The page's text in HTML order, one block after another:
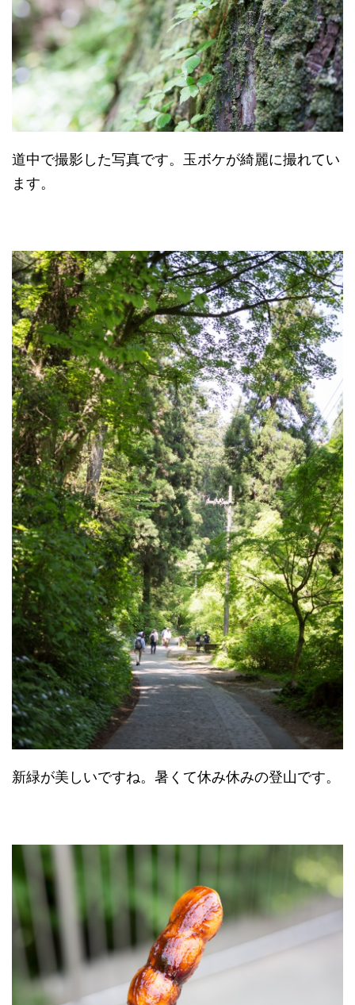
道中で撮影した写真です。玉ボケが綺麗に撮れてい
ます。
新緑が美しいですね。暑くて休み休みの登山です。